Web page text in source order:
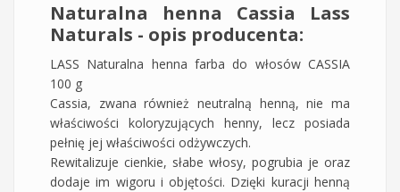
Naturalna henna Cassia Lass
Naturals - opis producenta:
LASS Naturalna henna farba do włosów CASSIA
100 g
Cassia, zwana również neutralną henną, nie ma
właściwości koloryzujących henny, lecz posiada
pełnię jej właściwości odżywczych.
Rewitalizuje cienkie, słabe włosy, pogrubia je oraz
dodaje im wigoru i objętości. Dzięki kuracji henną